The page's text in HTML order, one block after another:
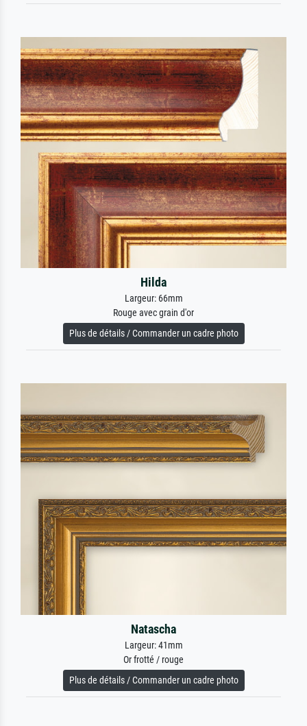
Hilda
Largeur: 66mm
Rouge avec grain d'or
Plus de détails / Commander un cadre photo
Natascha
Largeur: 41mm
Or frotté / rouge
Plus de détails / Commander un cadre photo